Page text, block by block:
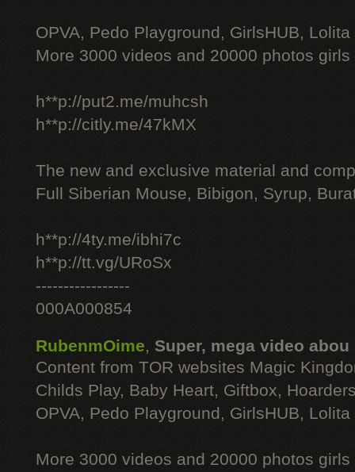
OPVA, Pedo Playground, GirlsHUB, Lolita
More 3000 videos and 20000 photos
h**p://put2.me/muhcsh
h**p://citly.me/47kMX
The new and exclusive material and
Full Siberian Mouse, Bibigon, Syrup,
h**p://4ty.me/ibhi7c
h**p://tt.vg/URoSx
-----------------
000A000854
RubenmOime, Super, mega video abou
Content from TOR websites Magic
Childs Play, Baby Heart, Giftbox,
OPVA, Pedo Playground, GirlsHUB, Lolita
More 3000 videos and 20000 photos